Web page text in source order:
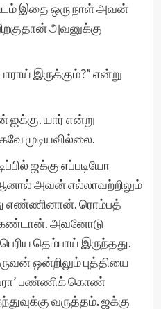
இதை ஒரு நாள் அவன்
அவனுக்கு
இருக்கும்?” என்று
ஜக்கு. யார் என்று
முடியவில்லை.
ஜக்கு எப்படியோ
ஆனால் அவன் எல்லாவற்றிலும்
எண்ணினான். ரொம்பத்
கண்டான். அவனோடு
தெம்பாய் இருந்தது.
ஒன்றிலும் புத்தியை
பண்ணிக் கொண்
வருத்தம். ஜக்கு